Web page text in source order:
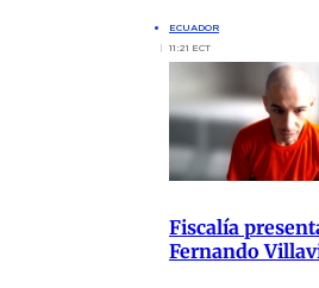
ECUADOR
11:21 ECT
Fiscalía
Fernando